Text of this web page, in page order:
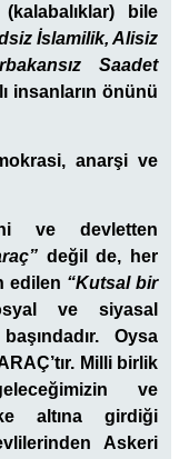
bile
İslamilik, Alisiz
Saadet
insanların önünü
anarşi ve
ve devletten
değil de, her
edilen “Kutsal bir
ve siyasal
Oysa
Milli birlik
ve
altına girdiği
Askeri